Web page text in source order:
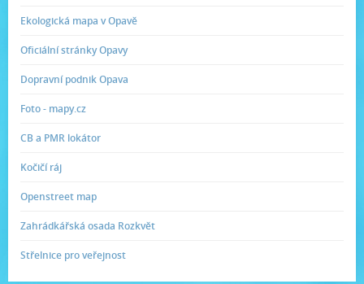
Ekologická mapa v Opavě
Oficiální stránky Opavy
Dopravní podnik Opava
Foto - mapy.cz
CB a PMR lokátor
Kočičí ráj
Openstreet map
Zahrádkářská osada Rozkvět
Střelnice pro veřejnost